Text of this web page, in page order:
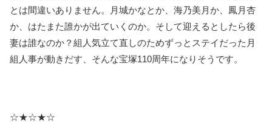
とは間違いありません。月城かなとか、海乃美月か、鳳月杏
か、はたまた誰かが出ていくのか。そして迎えるとしたら後
妻は誰なのか？組人気立て直しのためずっとステイだった月
組人事が動きだす、そんな宝塚110周年になりそうです。
☆★☆★☆